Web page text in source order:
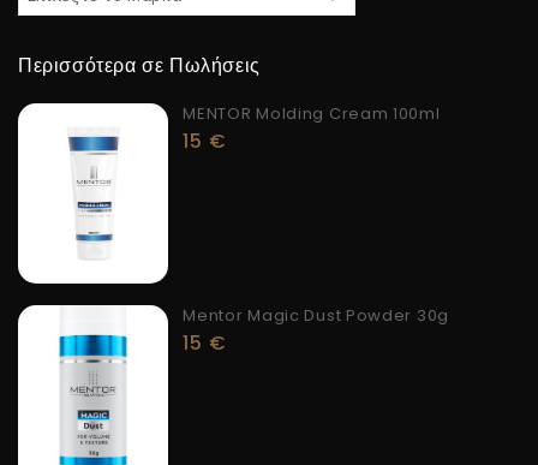
Περισσότερα σε Πωλήσεις
MENTOR Molding Cream 100ml
15 €
Mentor Magic Dust Powder 30g
15 €